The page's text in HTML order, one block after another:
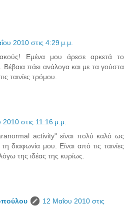
2010 στις 4:29 μ.μ.
Εμένα μου άρεσε αρκετά το
πάει ανάλογα και με τα γούστα
ταινίες τρόμου.
στις 11:16 μ.μ.
activity" είναι πολύ καλό ως
διαφωνία μου. Είναι από τις ταινίες
της ιδέας της κυρίως.
12 Μαΐου 2010 στις